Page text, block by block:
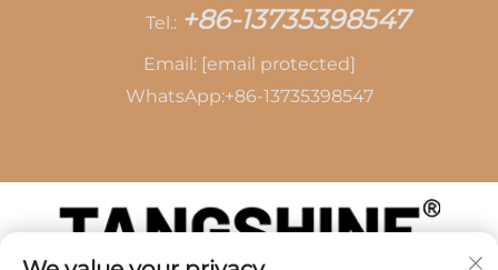
Tel.: +86-13735398547
Email: [email protected]
WhatsApp:+86-13735398547